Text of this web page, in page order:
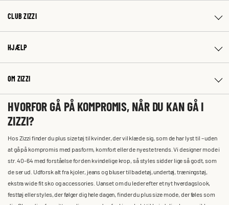
CLUB ZIZZI
HJÆLP
OM ZIZZI
HVORFOR GÅ PÅ KOMPROMIS, NÅR DU KAN GÅ I
ZIZZI?
Hos Zizzi finder du plus size tøj til kvinder, der vil klæde sig, som de har lyst til – uden
at gå på kompromis med pasform, komfort eller de nyeste trends. Vi designer mode i
str. 40-64 med forståelse for den kvindelige krop, så styles sidder lige så godt, som
de ser ud. Udforsk alt fra kjoler, jeans og bluser til badetøj, undertøj, træningstøj,
ekstra wide fit sko og accessories. Uanset om du leder efter et nyt hverdagslook,
festtøj eller styles, der følger dig hele dagen, finder du plus size mode, der føles som